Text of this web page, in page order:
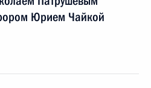
Юрием Чайкой